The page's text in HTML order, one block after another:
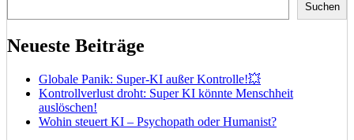
Suchen
Neueste Beiträge
Globale Panik: Super-KI außer Kontrolle!💥
Kontrollverlust droht: Super KI könnte Menschheit
auslöschen!
Wohin steuert KI – Psychopath oder Humanist?